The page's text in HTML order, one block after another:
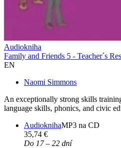
Audiokniha
Family and Friends 5 - Teacher´s
EN
Naomi Simmons
An exceptionally strong skills
language skills, phonics, and civic
AudioknihaMP3 na CD
35,74 €
Do 17 – 22 dní